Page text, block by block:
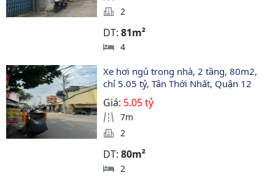
2
DT:81m²
4
Xe hơi ngủ trong nhà, 2 tầng, 80m2,
chỉ 5.05 tỷ, Tân Thới Nhất, Quận 12
Giá: 5.05 tỷ
7m
2
DT:80m²
2